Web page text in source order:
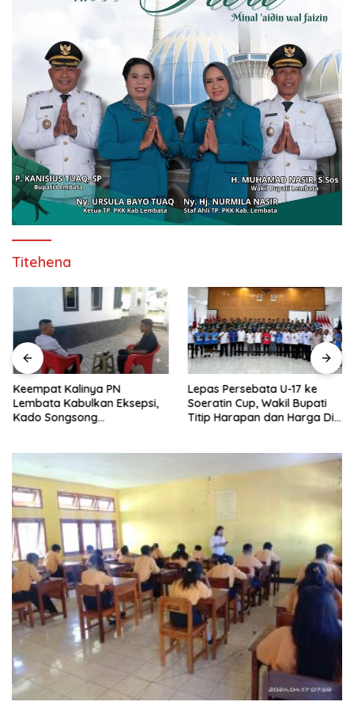
Titehena
Keempat Kalinya PN
Lembata Kabulkan Eksepsi,
Kado Songsong
Lepas Persebata U-17 ke
Soeratin Cup, Wakil Bupati
Titip Harapan dan Harga Diri